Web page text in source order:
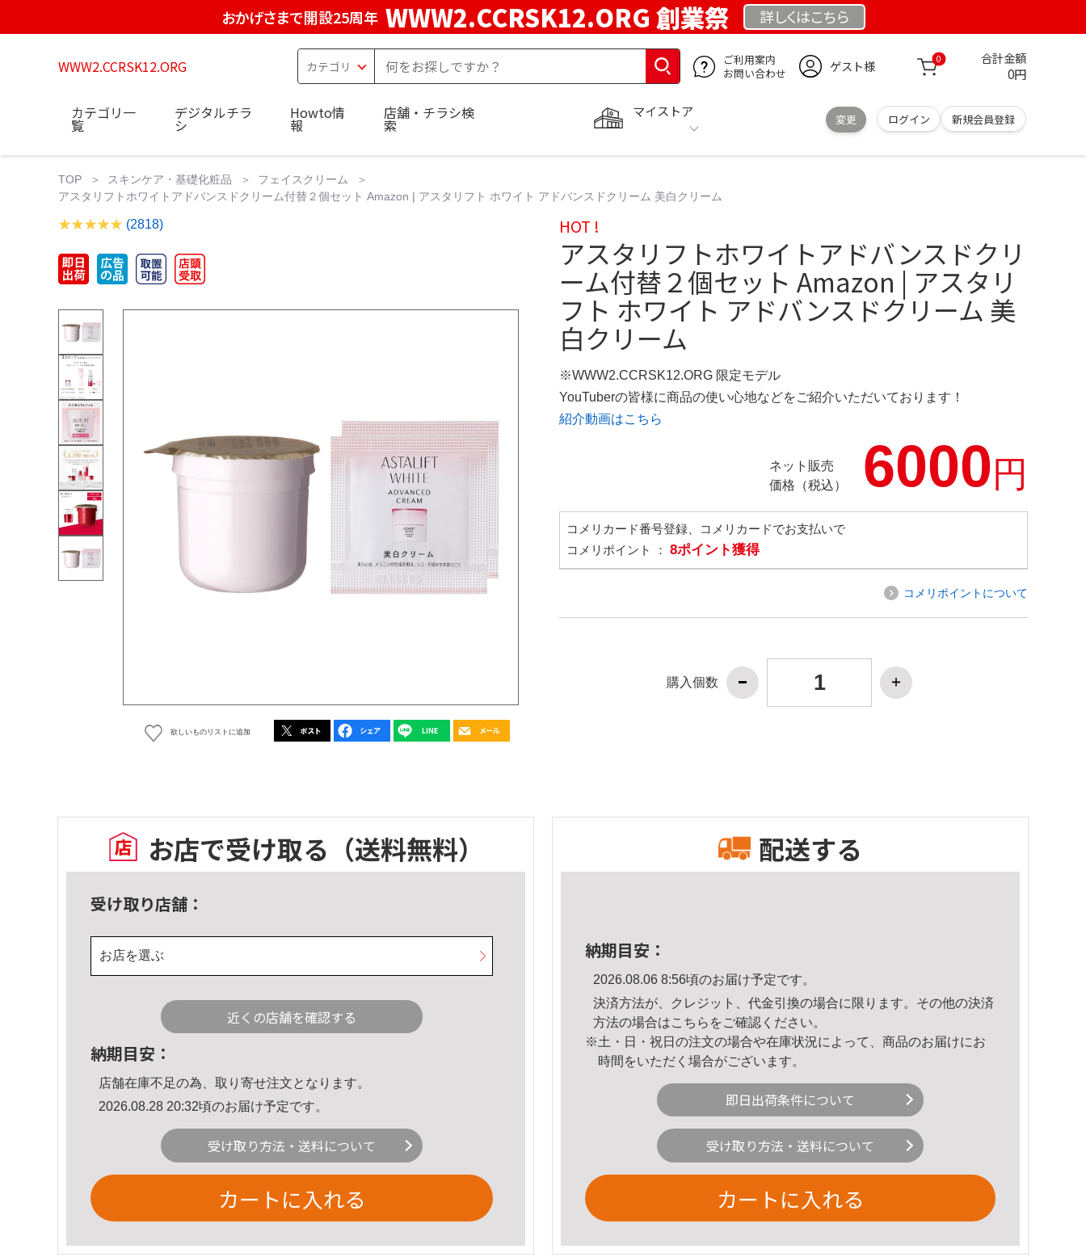
おかげさまで開設25周年 WWW2.CCRSK12.ORG 創業祭 詳しくはこちら
WWW2.CCRSK12.ORG
ご利用案内
お問い合わせ
ゲスト様 0 合計金額
0円
マイストア
変更 ログイン 新規会員登録
カテゴリ一
覧
デジタルチラ
シ
Howto情
報
店舗・チラシ検
索
TOP スキンケア・基礎化粧品
フェイスクリーム
アスタリフトホワイトアドバンスドクリーム付替２個セット Amazon | アスタリフト ホワイト アドバンスドクリーム 美白クリーム
(2818)
欲しいものリストに追加
HOT !
アスタリフトホワイトアドバンスドクリ
ーム付替２個セット Amazon | アスタリ
フト ホワイト アドバンスドクリーム 美
白クリーム
※WWW2.CCRSK12.ORG 限定モデル
YouTuberの皆様に商品の使い心地などをご紹介いただいております！
紹介動画はこちら
ネット販売
価格（税込）
6000円
コメリカード番号登録、コメリカードでお支払いで
コメリポイント ： 8ポイント獲得
コメリポイントについて
購入個数
お店で受け取る （送料無料）
受け取り店舗：
お店を選ぶ
近くの店舗を確認する
納期目安：
店舗在庫不足の為、取り寄せ注文となります。
2026.08.28 20:32頃のお届け予定です。
受け取り方法・送料について
カートに入れる
配送する
納期目安：
2026.08.06 8:56頃のお届け予定です。
決済方法が、クレジット、代金引換の場合に限ります。その他の決済
方法の場合はこちら をご確認ください。
※土・日・祝日の注文の場合や在庫状況によって、商品のお届けにお
時間をいただく場合がございます。
即日出荷条件について
受け取り方法・送料について
カートに入れる